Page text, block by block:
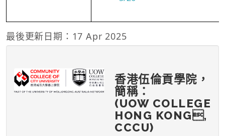
最後更新日期：17 Apr 2025
香港伍倫貢學院，
簡稱：
(UOW COLLEGE
HONG KONG,
CCCU)